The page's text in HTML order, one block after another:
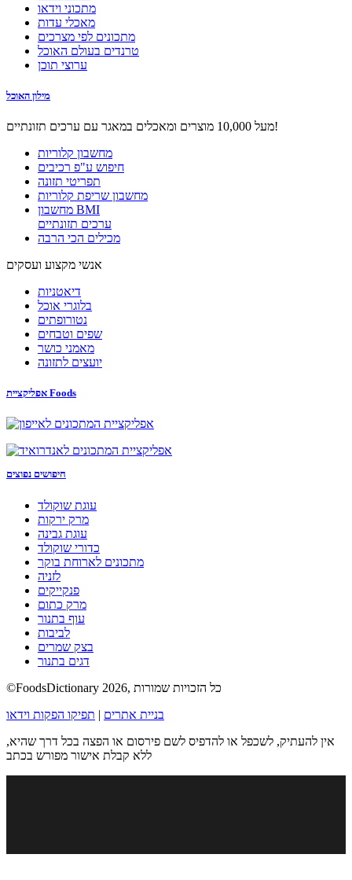
מתכוני וידאו
מאכלי עדות
מתכונים לפי מצרכים
טרנדים בעולם האוכל
ערוצי תוכן
מילון האוכל
מעל 10,000 מוצרים ומאכלים במאגר עם ערכים תזונתיים!
מחשבון קלוריות
חיפוש ע"פ רכיבים
תפריטי תזונה
מחשבון שריפת קלוריות
מחשבון BMI
ערכים תזונתיים
מכילים הכי הרבה
אנשי מקצוע ועסקים
דיאטניות
בלוגרי אוכל
נטורופתים
שפים וטבחים
מאמני כושר
יועצים לתזונה
אפליקציית Foods
חיפושים נפוצים
עוגת שוקולד
מרק ירקות
עוגת גבינה
כדורי שוקולד
מתכונים לארוחת בוקר
לזניה
פנקייקים
מרק כתום
עוף בתנור
לביבות
בצק שמרים
דגים בתנור
©FoodsDictionary 2026, כל הזכויות שמורות
בניית אתרים | תפיקו הפקות וידאו
אין להעתיק, לשכפל או להדפיס לשם פירסום או הפצה בכל דרך שהיא,
ללא קבלת אישור מפורש בכתב